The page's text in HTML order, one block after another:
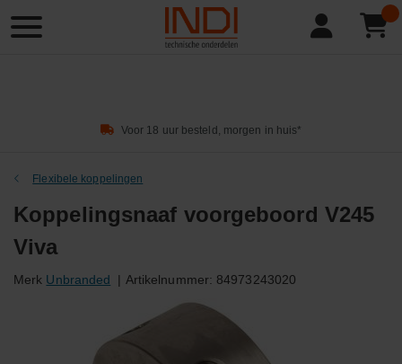
Product
zoeken
Voor 18 uur besteld, morgen in huis*
Flexibele koppelingen
Koppelingsnaaf voorgeboord V245
Viva
Merk Unbranded | Artikelnummer: 84973243020